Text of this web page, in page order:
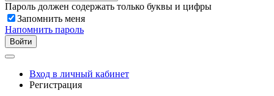
Пароль должен содержать только буквы и цифры
Запомнить меня
Напомнить пароль
Войти
Вход в личный кабинет
Регистрация